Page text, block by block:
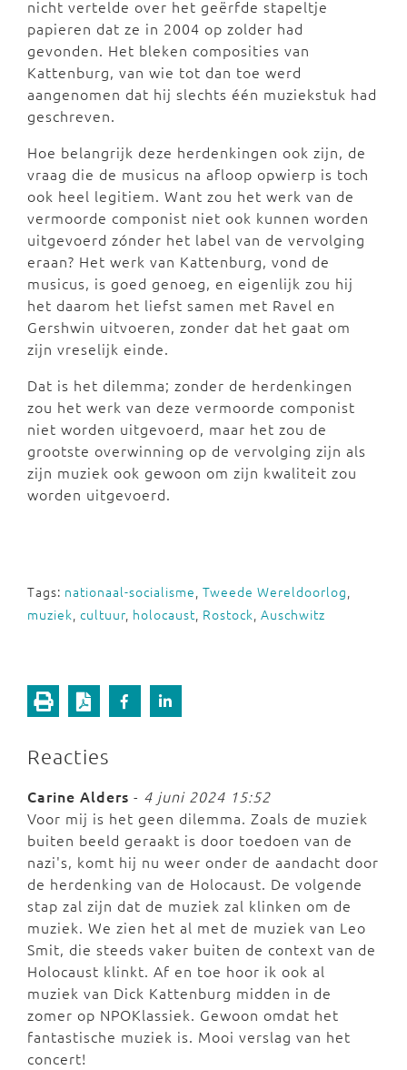
nicht vertelde over het geërfde stapeltje
papieren dat ze in 2004 op zolder had
gevonden. Het bleken composities van
Kattenburg, van wie tot dan toe werd
aangenomen dat hij slechts één muziekstuk had
geschreven.
Hoe belangrijk deze herdenkingen ook zijn, de
vraag die de musicus na afloop opwierp is toch
ook heel legitiem. Want zou het werk van de
vermoorde componist niet ook kunnen worden
uitgevoerd zónder het label van de vervolging
eraan? Het werk van Kattenburg, vond de
musicus, is goed genoeg, en eigenlijk zou hij
het daarom het liefst samen met Ravel en
Gershwin uitvoeren, zonder dat het gaat om
zijn vreselijk einde.
Dat is het dilemma; zonder de herdenkingen
zou het werk van deze vermoorde componist
niet worden uitgevoerd, maar het zou de
grootste overwinning op de vervolging zijn als
zijn muziek ook gewoon om zijn kwaliteit zou
worden uitgevoerd.
Tags: nationaal-socialisme, Tweede Wereldoorlog,
muziek, cultuur, holocaust, Rostock, Auschwitz
Reacties
Carine Alders - 4 juni 2024 15:52
Voor mij is het geen dilemma. Zoals de muziek
buiten beeld geraakt is door toedoen van de
nazi's, komt hij nu weer onder de aandacht door
de herdenking van de Holocaust. De volgende
stap zal zijn dat de muziek zal klinken om de
muziek. We zien het al met de muziek van Leo
Smit, die steeds vaker buiten de context van de
Holocaust klinkt. Af en toe hoor ik ook al
muziek van Dick Kattenburg midden in de
zomer op NPOKlassiek. Gewoon omdat het
fantastische muziek is. Mooi verslag van het
concert!